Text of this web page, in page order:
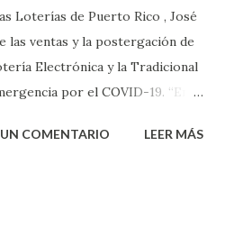
Loterías de Puerto Rico , José
las ventas y la postergación de
Electrónica y la Tradicional
por el COVID-19. “En
empleados, vendedores y
COMENTARIO LEER MÁS